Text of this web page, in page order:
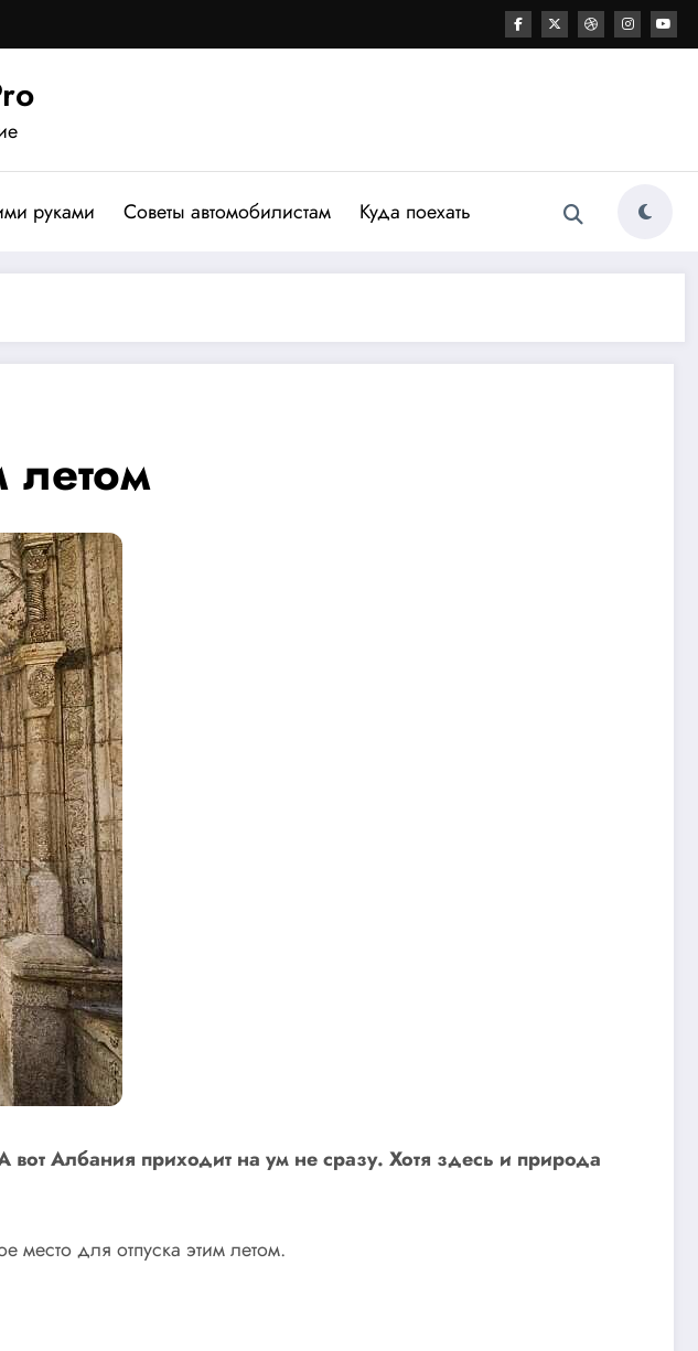
руками Советы автомобилистам Куда поехать
летом
Албания приходит на ум не сразу. Хотя здесь и природа
место для отпуска этим летом.